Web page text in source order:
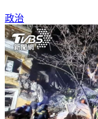
政治